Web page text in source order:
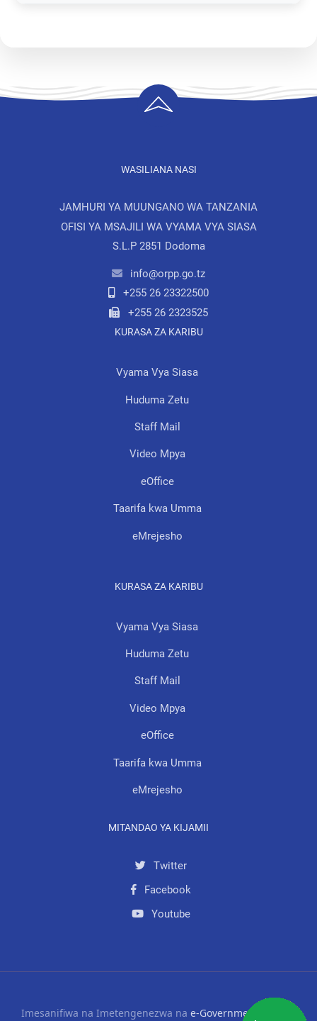
WASILIANA NASI
JAMHURI YA MUUNGANO WA TANZANIA
OFISI YA MSAJILI WA VYAMA VYA SIASA
S.L.P 2851 Dodoma
info@orpp.go.tz
+255 26 23322500
+255 26 2323525
KURASA ZA KARIBU
Vyama Vya Siasa
Huduma Zetu
Staff Mail
Video Mpya
eOffice
Taarifa kwa Umma
eMrejesho
KURASA ZA KARIBU
Vyama Vya Siasa
Huduma Zetu
Staff Mail
Video Mpya
eOffice
Taarifa kwa Umma
eMrejesho
MITANDAO YA KIJAMII
Twitter
Facebook
Youtube
Imesanifiwa na Imetengenezwa na e-Government Agency